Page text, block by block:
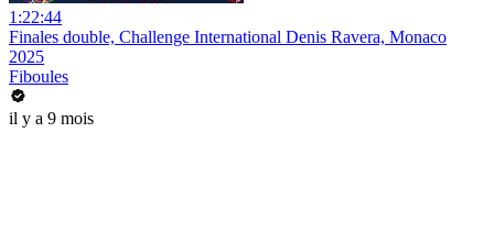
1:22:44
Finales double, Challenge International Denis Ravera, Monaco
2025
Fiboules
il y a 9 mois